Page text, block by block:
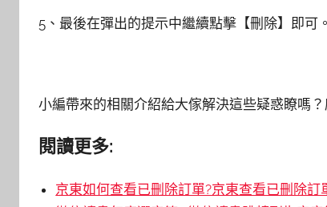
5、最後在彈出的提示中繼續點擊【刪除】即可。
小編帶來的相關介紹給大傢解決這些疑惑瞭嗎
閱讀更多:
京東如何查看已刪除訂單?京東查看已刪除訂